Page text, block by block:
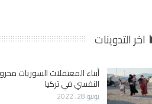
اخر التدوينات
أبناء المعتقلات السوريات
النفسي في تركيا
يونيو 28, 2022